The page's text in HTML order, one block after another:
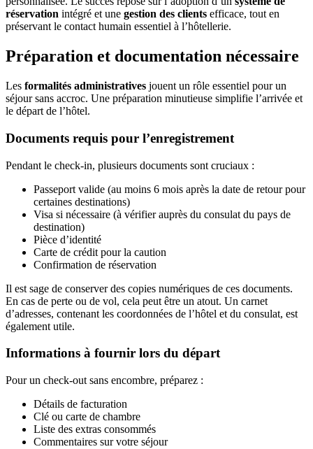
réservation intégré et une gestion des clients efficace, tout en
préservant le contact humain essentiel à l’hôtellerie.
Préparation et documentation nécessaire
Les formalités administratives jouent un rôle essentiel pour un
séjour sans accroc. Une préparation minutieuse simplifie l’arrivée et
le départ de l’hôtel.
Documents requis pour l’enregistrement
Pendant le check-in, plusieurs documents sont cruciaux :
Passeport valide (au moins 6 mois après la date de retour pour
certaines destinations)
Visa si nécessaire (à vérifier auprès du consulat du pays de
destination)
Pièce d’identité
Carte de crédit pour la caution
Confirmation de réservation
Il est sage de conserver des copies numériques de ces documents.
En cas de perte ou de vol, cela peut être un atout. Un carnet
d’adresses, contenant les coordonnées de l’hôtel et du consulat, est
également utile.
Informations à fournir lors du départ
Pour un check-out sans encombre, préparez :
Détails de facturation
Clé ou carte de chambre
Liste des extras consommés
Commentaires sur votre séjour